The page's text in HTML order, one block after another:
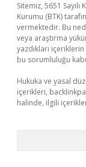
Sitemiz, 5651
Kurumu (BTK)
vermektedir. Bu
veya araştırma
yazdıkları
bu sorumluluğu
Hukuka ve yasal
içerikleri,
halinde, ilgili